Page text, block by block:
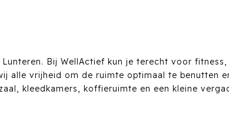
Bij WellActief kun je terecht voor
alle vrijheid om de ruimte optimaal te benutten
kleedkamers, koffieruimte en een kleine